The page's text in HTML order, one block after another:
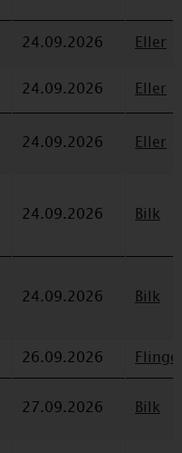
24.09.2026 Eller
24.09.2026
Eller
24.09.2026 Eller
24.09.2026 Bilk
24.09.2026 Bilk
26.09.2026
27.09.2026 Bilk